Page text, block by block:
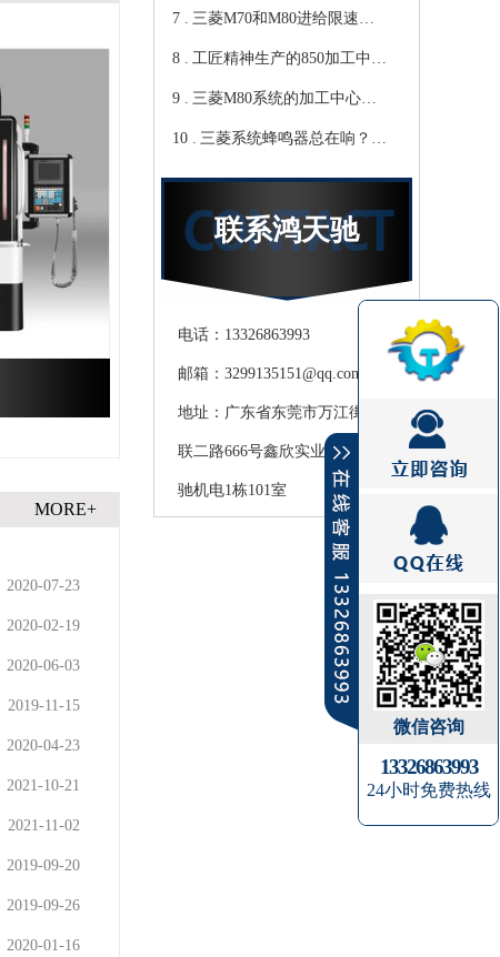
MORE+
2020-07-23
2020-02-19
2020-06-03
2019-11-15
2020-04-23
2021-10-21
2021-11-02
2019-09-20
2019-09-26
2020-01-16
天驰
你知道那些？-【鸿天驰】
7 . 三菱M70和M80进给限速该
修改哪个参数?鸿天驰高速
CNC机床厂家教你
8 . 工匠精神生产的850加工中
心,精度可达0.01mm 就选-
[鸿天驰]
9 . 三菱M80系统的加工中心无
程序报警怎么处理，CNC雕
铣机厂家教你
10 . 三菱系统蜂鸣器总在响？鸿
天驰850加工中心厂家教你关
掉它联系鸿天驰
电话：13326863993
邮箱：3299135151@qq.com
地址：广东省东莞市万江街道滘
联二路666号鑫欣实业产业园天
驰机电1栋101室
微信咨询
13326863993
24小时免费热线